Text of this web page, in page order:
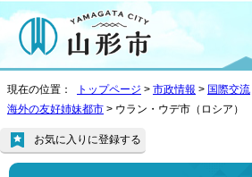
現在の位置： トップページ > 市政情報 > 国際交流
海外の友好姉妹都市 > ウラン・ウデ市（ロシア）
お気に入りに登録する